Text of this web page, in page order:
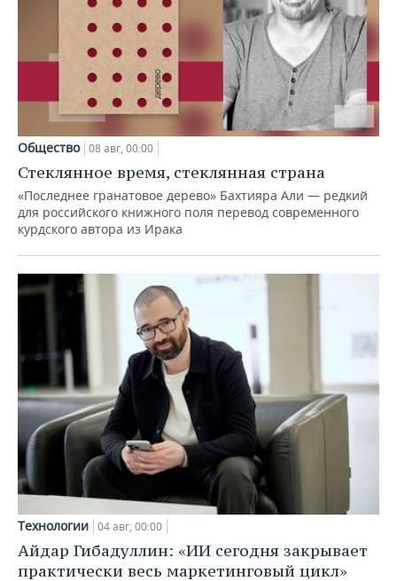
Общество 08 авг, 00:00
Стеклянное время, стеклянная страна
«Последнее гранатовое дерево» Бахтияра Али — редкий
для российского книжного поля перевод современного
курдского автора из Ирака
Технологии 04 авг, 00:00
Айдар Гибадуллин: «ИИ сегодня закрывает
практически весь маркетинговый цикл»